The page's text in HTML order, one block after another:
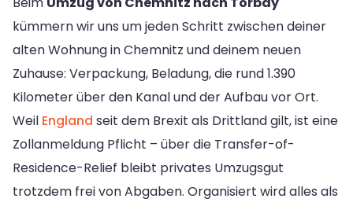
kümmern wir uns um jeden Schritt zwischen deiner
alten Wohnung in Chemnitz und deinem neuen
Zuhause: Verpackung, Beladung, die rund 1.390
Kilometer über den Kanal und der Aufbau vor Ort.
Weil England seit dem Brexit als Drittland gilt, ist eine
Zollanmeldung Pflicht – über die Transfer-of-
Residence-Relief bleibt privates Umzugsgut
trotzdem frei von Abgaben. Organisiert wird alles als